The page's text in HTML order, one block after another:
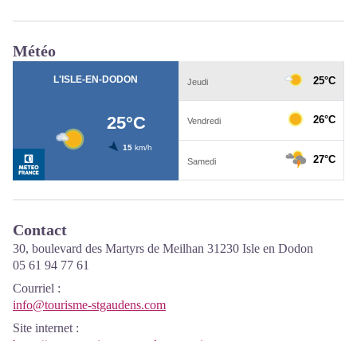
Météo
Contact
30, boulevard des Martyrs de Meilhan 31230 Isle en Dodon
05 61 94 77 61
Courriel :
info@tourisme-stgaudens.com
Site internet :